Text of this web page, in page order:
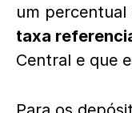
um percentual
taxa
Central e que